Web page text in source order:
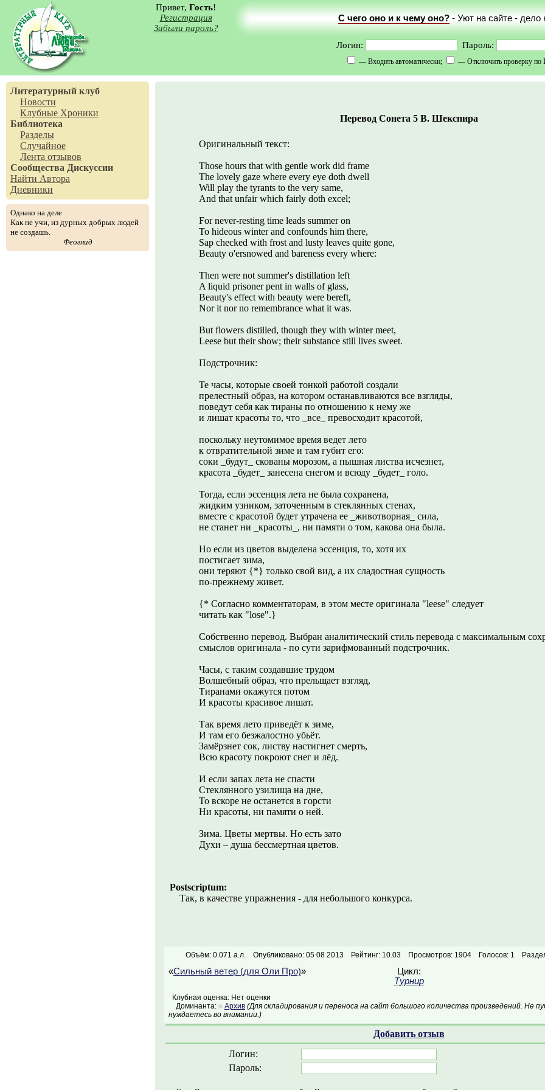
Привет, Гость!
Регистрация
Забыли пароль?
С чего оно и к чему оно?- Уют на сайте - дело
Логин: Пароль:
— Входить автоматически; — Отключить проверку по
Литературный клуб
Новости
Клубные Хроники
Библиотека
Разделы
Случайное
Лента отзывов
Сообщества Дискуссии
Найти Автора
Дневники
Однако на деле
Как не учи, из дурных добрых людей
не создашь.
Феогнид
Перевод Сонета 5 В. Шекспира
Оригинальный текст:
Those hours that with gentle work did frame
The lovely gaze where every eye doth dwell
Will play the tyrants to the very same,
And that unfair which fairly doth excel;
For never-resting time leads summer on
To hideous winter and confounds him there,
Sap checked with frost and lusty leaves quite gone,
Beauty o'ersnowed and bareness every where:
Then were not summer's distillation left
A liquid prisoner pent in walls of glass,
Beauty's effect with beauty were bereft,
Nor it nor no remembrance what it was.
But flowers distilled, though they with winter meet,
Leese but their show; their substance still lives sweet.
Подстрочник:
Те часы, которые своей тонкой работой создали
прелестный образ, на котором останавливаются все взгляды,
поведут себя как тираны по отношению к нему же
и лишат красоты то, что _все_ превосходит красотой,
поскольку неутомимое время ведет лето
к отвратительной зиме и там губит его:
соки _будут_ скованы морозом, а пышная листва исчезнет,
красота _будет_ занесена снегом и всюду _будет_ голо.
Тогда, если эссенция лета не была сохранена,
жидким узником, заточенным в стеклянных стенах,
вместе с красотой будет утрачена ее _животворная_ сила,
не станет ни _красоты_, ни памяти о том, какова она была.
Но если из цветов выделена эссенция, то, хотя их
постигает зима,
они теряют {*} только свой вид, а их сладостная сущность
по-прежнему живет.
{* Согласно комментаторам, в этом месте оригинала "leese" следует
читать как "lose".}
Собственно перевод. Выбран аналитический стиль перевода с максимальным
смыслов оригинала - по сути зарифмованный подстрочник.
Часы, с таким создавшие трудом
Волшебный образ, что прельщает взгляд,
Тиранами окажутся потом
И красоты красивое лишат.
Так время лето приведёт к зиме,
И там его безжалостно убьёт.
Замёрзнет сок, листву настигнет смерть,
Всю красоту покроют снег и лёд.
И если запах лета не спасти
Стеклянного узилища на дне,
То вскоре не останется в горсти
Ни красоты, ни памяти о ней.
Зима. Цветы мертвы. Но есть зато
Духи – душа бессмертная цветов.
Postscriptum:
Так, в качестве упражнения - для небольшого конкурса.
Объём: 0.071 а.л. Опубликовано: 05 08 2013 Рейтинг: 10.03 Просмотров: 1904 Голосов: 1
«Сильный ветер (для Оли Про)»
Цикл:
Турнир
Клубная оценка: Нет оценки
Доминанта:
Архив (Для складирования и переноса на сайт большого количества произведений. Не
нуждаетесь во внимании.)
Добавить отзыв
Логин:
Пароль: